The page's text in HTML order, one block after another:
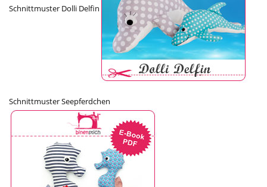
Schnittmuster Dolli Delfin
Schnittmuster Seepferdchen